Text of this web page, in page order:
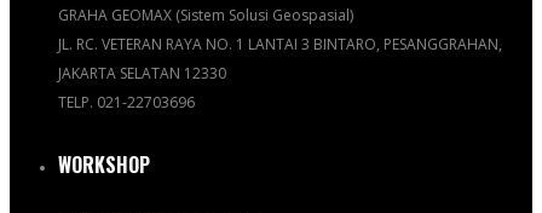
GRAHA GEOMAX (Sistem Solusi Geospasial)
JL. RC. VETERAN RAYA NO. 1 LANTAI 3 BINTARO, PESANGGRAHAN,
JAKARTA SELATAN 12330
TELP. 021-22703696
WORKSHOP